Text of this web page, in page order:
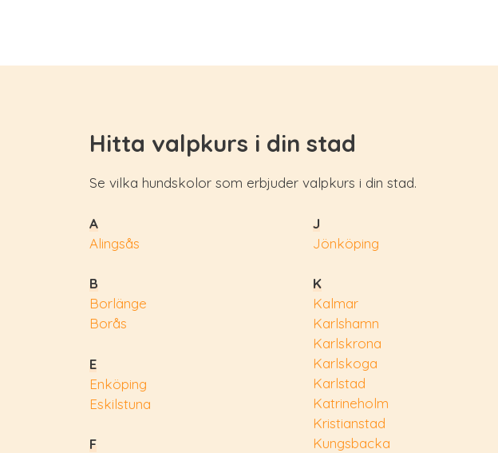
Hitta valpkurs i din stad
Se vilka hundskolor som erbjuder valpkurs i din stad.
A
Alingsås
B
Borlänge
Borås
E
Enköping
Eskilstuna
F
J
Jönköping
K
Kalmar
Karlshamn
Karlskrona
Karlskoga
Karlstad
Katrineholm
Kristianstad
Kungsbacka